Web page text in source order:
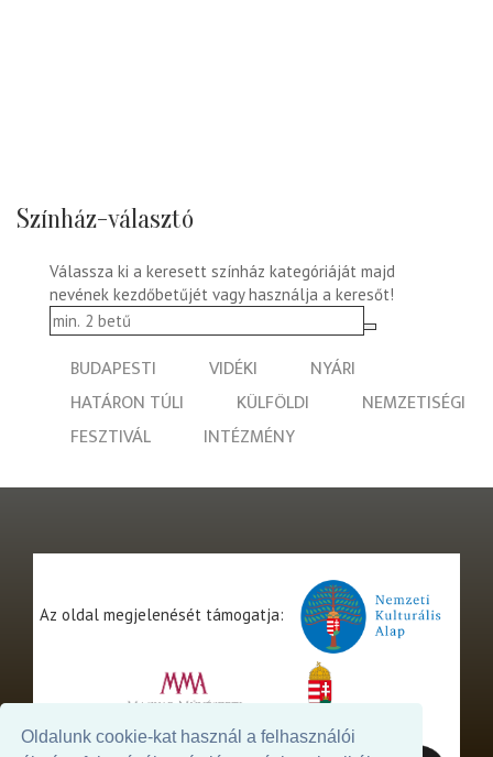
Oldalunk cookie-kat használ a felhasználói
Színház-választó
Válassza ki a keresett színház kategóriáját majd
nevének kezdőbetűjét vagy használja a keresőt!
BUDAPESTI VIDÉKI
NYÁRI
HATÁRON TÚLI
KÜLFÖLDI
NEMZETISÉGI
FESZTIVÁL
INTÉZMÉNY
Az oldal megjelenését támogatja: